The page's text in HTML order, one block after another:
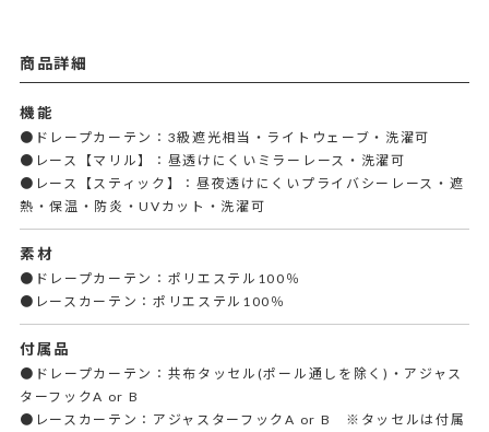
商品詳細
機能
●ドレープカーテン：3級遮光相当・ライトウェーブ・洗濯可
●レース【マリル】：昼透けにくいミラーレース・洗濯可
●レース【スティック】：昼夜透けにくいプライバシーレース・遮
熱・保温・防炎・UVカット・洗濯可
素材
●ドレープカーテン：ポリエステル100％
●レースカーテン：ポリエステル100％
付属品
●ドレープカーテン：共布タッセル(ポール通しを除く)・アジャス
ターフックA or B
●レースカーテン：アジャスターフックA or B ※タッセルは付属